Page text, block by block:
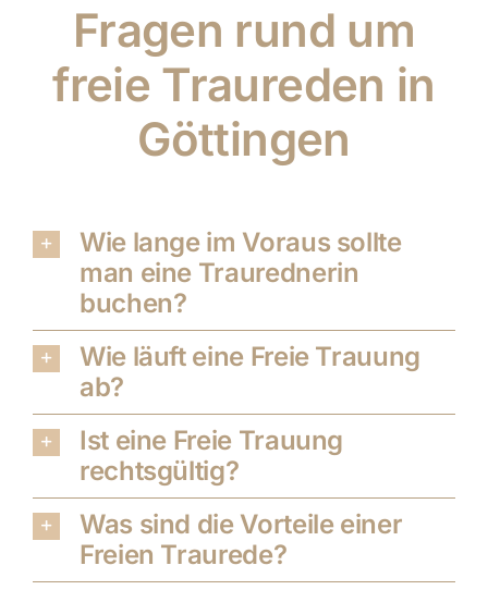
Fragen rund um
freie Traureden in
Göttingen
Wie lange im Voraus sollte
man eine Traurednerin
buchen?
Wie läuft eine Freie Trauung
ab?
Ist eine Freie Trauung
rechtsgültig?
Was sind die Vorteile einer
Freien Traurede?